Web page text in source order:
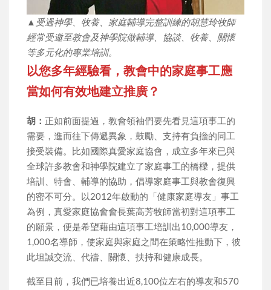
▲受過神學、牧養、家庭輔導完整訓練的胡慧玲牧師
經常受邀至教會及神學院做輔導、協談、牧養、關懷
等多元化的專業培訓。
以您多年經驗看，教會中的家庭事工應
當如何有效地建立推廣？
胡： 正如前面提過，教會領袖們要先看見這項事工的
需要，進而往下傳遞異象，鼓勵、支持有負擔的同工
接受裝備。比如國際真愛家庭協會，成立多年來已與
全球許多教會和神學院建立了家庭事工的橋樑，提供
培訓、特會、輔導的協助，倡導家庭事工與教會復興
的密不可分。以2012年啟動的「健康家庭導友」事工
為例，真愛家庭協會會長葉高芳牧師當初對這項事工
的願景，便是希望藉由這項事工培訓出10,000導友，
1,000名導師，使家庭與家庭之間在策略性推動下，彼
此坦誠交流、代禱、關懷、扶持和健康成長。
截至目前，我們已培養出近8,100位左右的導友和570